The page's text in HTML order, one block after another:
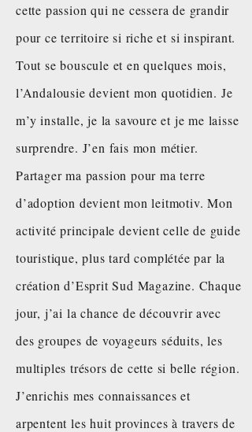
Andalousie, mon amour
(version papier)
Prix
19,90 €
Ajouter au panier
cette passion qui ne cessera de grandir
pour ce territoire si riche et si inspirant.
Tout se bouscule et en quelques mois,
l’Andalousie devient mon quotidien. Je
m’y installe, je la savoure et je me laisse
surprendre. J’en fais mon métier.
Partager ma passion pour ma terre
d’adoption devient mon leitmotiv. Mon
activité principale devient celle de guide
touristique, plus tard complétée par la
création d’Esprit Sud Magazine. Chaque
jour, j’ai la chance de découvrir avec
des groupes de voyageurs séduits, les
multiples trésors de cette si belle région.
J’enrichis mes connaissances et
arpentent les huit provinces à travers de